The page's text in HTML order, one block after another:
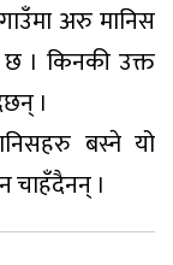
अरु मानिस
। किनकी उक्त
।
बस्ने यो
चाहँदैनन् ।